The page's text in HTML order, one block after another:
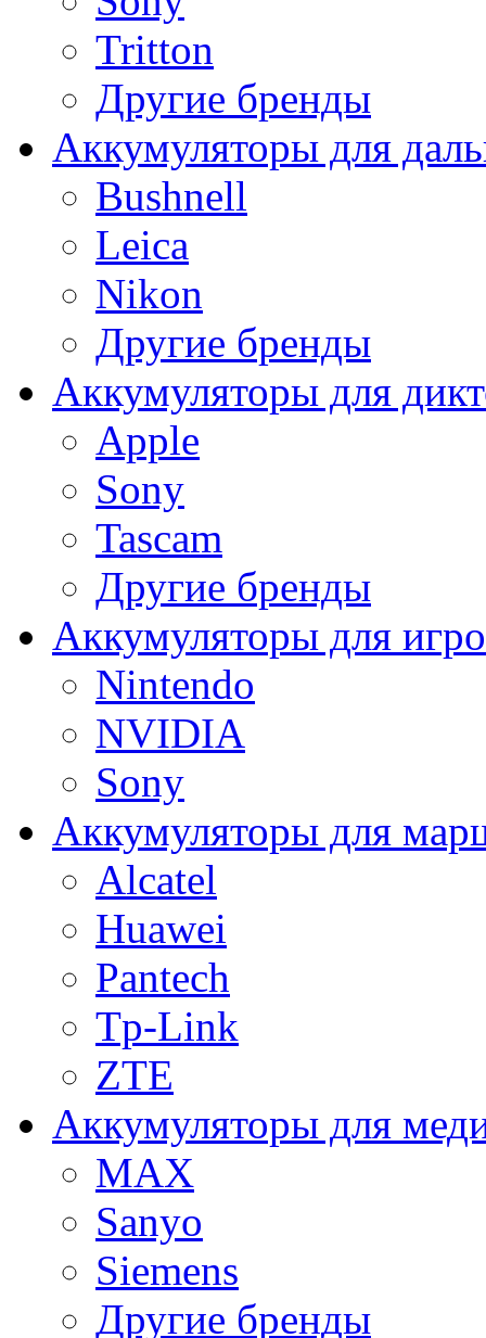
Tritton
Другие бренды
Аккумуляторы для
Bushnell
Leica
Nikon
Другие бренды
Аккумуляторы для
Apple
Sony
Tascam
Другие бренды
Аккумуляторы для
Nintendo
NVIDIA
Sony
Аккумуляторы для
Alcatel
Huawei
Pantech
Tp-Link
ZTE
Аккумуляторы для
MAX
Sanyo
Siemens
Другие бренды